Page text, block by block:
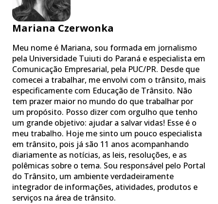
Mariana Czerwonka
Meu nome é Mariana, sou formada em jornalismo
pela Universidade Tuiuti do Paraná e especialista em
Comunicação Empresarial, pela PUC/PR. Desde que
comecei a trabalhar, me envolvi com o trânsito, mais
especificamente com Educação de Trânsito. Não
tem prazer maior no mundo do que trabalhar por
um propósito. Posso dizer com orgulho que tenho
um grande objetivo: ajudar a salvar vidas! Esse é o
meu trabalho. Hoje me sinto um pouco especialista
em trânsito, pois já são 11 anos acompanhando
diariamente as notícias, as leis, resoluções, e as
polêmicas sobre o tema. Sou responsável pelo Portal
do Trânsito, um ambiente verdadeiramente
integrador de informações, atividades, produtos e
serviços na área de trânsito.